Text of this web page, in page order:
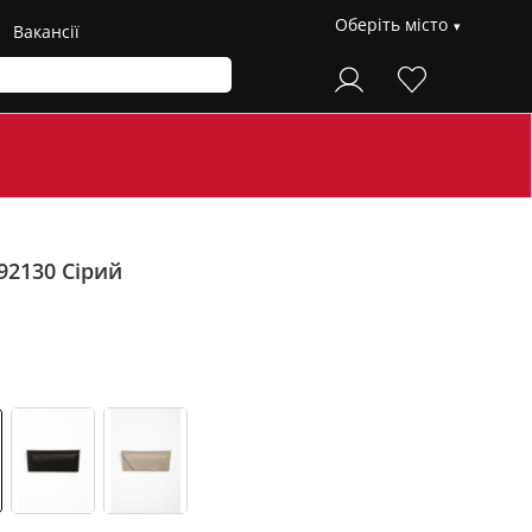
Вакансії Оберіть місто
Сірий